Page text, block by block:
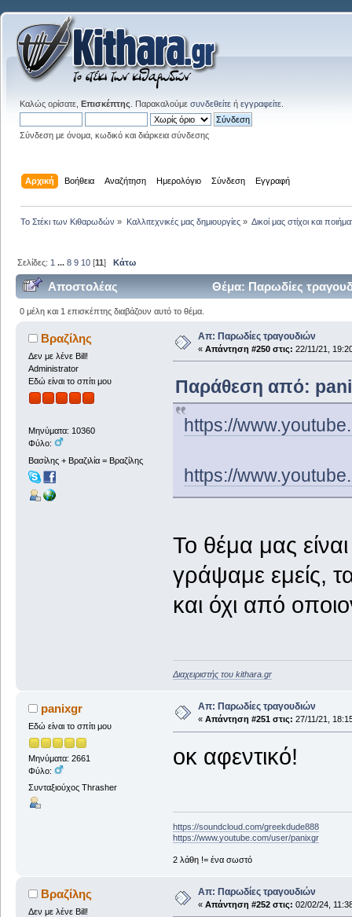
Καλώς ορίσατε, Επισκέπτης . Παρακαλούμε συνδεθείτε ή εγγραφείτε
Σύνδεση με όνομα, κωδικό και διάρκεια σύνδεσης
Αρχική Βοήθεια Αναζήτηση Ημερολόγιο Σύνδεση Εγγραφή
Το Στέκι των Κιθαρωδών » Καλλιτεχνικές μας δημιουργίες» Δικοί μας στίχοι και
Σελίδες: 1 ...8 9 10 [11]Κάτω
Αποστολέας Θέμα: Παρωδίες
0 μέλη και 1 επισκέπτης διαβάζουν αυτό το θέμα.
Βραζίλης
Δεν με λένε Bill!
Administrator
Εδώ είναι το σπίτι μου
Μηνύματα: 10360
Φύλο:
Βασίλης + Βραζιλία = Βραζίλης
Απ: Παρωδίες τραγουδιών
« Απάντηση #250 στις: 22/11/21,
Παράθεση από:
https://
https://
Το θέμα μας
γράψαμε εμείς,
και όχι από
Διαχειριστής του kithara.gr
panixgr
Εδώ είναι το σπίτι μου
Μηνύματα: 2661
Φύλο:
Συνταξιούχος Thrasher
Απ: Παρωδίες τραγουδιών
« Απάντηση #251 στις: 27/11/21,
οκ αφεντικό!
https://soundcloud.com/greekdude888
https://www.youtube.com/user/panixgr
2 λάθη != ένα σωστό
Βραζίλης
Δεν με λένε Bill!
Απ: Παρωδίες τραγουδιών
« Απάντηση #252 στις: 02/02/24,